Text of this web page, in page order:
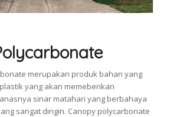
merupakan produk bahan yang
yang akan memeberikan
sinar matahari yang berbahaya
sangat dingin. Canopy polycarbonate